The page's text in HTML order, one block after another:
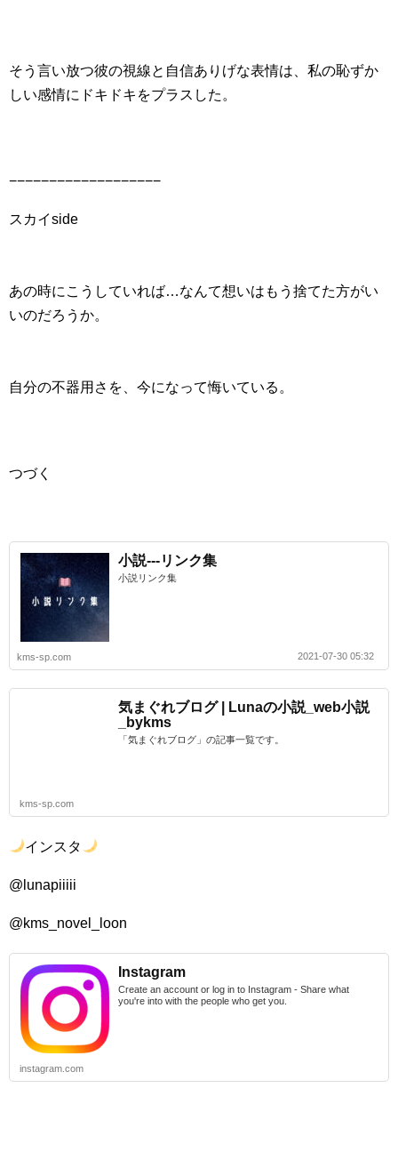
そう言い放つ彼の視線と自信ありげな表情は、私の恥ずか
しい感情にドキドキをプラスした。
−−−−−−−−−−−−−−−−−−−
スカイside
あの時にこうしていれば…なんて想いはもう捨てた方がい
いのだろうか。
自分の不器用さを、今になって悔いている。
つづく
小説---リンク集
小説リンク集
kms-sp.com 2021-07-30 05:32
気まぐれブログ | Lunaの小説_web小説
_bykms
「気まぐれブログ」の記事一覧です。
kms-sp.com
インスタ
@lunapiiiii
@kms_novel_loon
Instagram
Create an account or log in to Instagram - Share what
you're into with the people who get you.
instagram.com